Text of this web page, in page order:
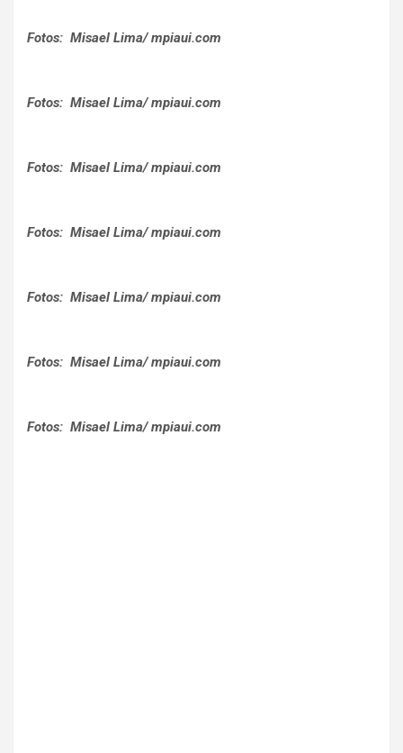
Fotos: Misael Lima/ mpiaui.com
Fotos: Misael Lima/ mpiaui.com
Fotos: Misael Lima/ mpiaui.com
Fotos: Misael Lima/ mpiaui.com
Fotos: Misael Lima/ mpiaui.com
Fotos: Misael Lima/ mpiaui.com
Fotos: Misael Lima/ mpiaui.com